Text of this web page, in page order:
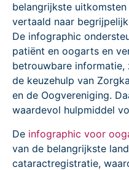
belangrijkste
vertaald naar
De infographic
patiënt en oogarts en
betrouwbare informatie,
de keuzehulp van
en de Oogvereniging.
waardevol hulpmiddel
De infographic voor
van de belangrijkste
cataractregistratie,